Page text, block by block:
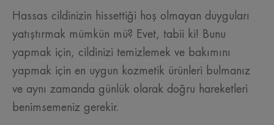
Hassas cildinizin hissettiği hoş olmayan duyguları
yatıştırmak mümkün mü? Evet, tabii ki! Bunu
yapmak için, cildinizi temizlemek ve bakımını
yapmak için en uygun kozmetik ürünleri bulmanız
ve aynı zamanda günlük olarak doğru hareketleri
benimsemeniz gerekir.